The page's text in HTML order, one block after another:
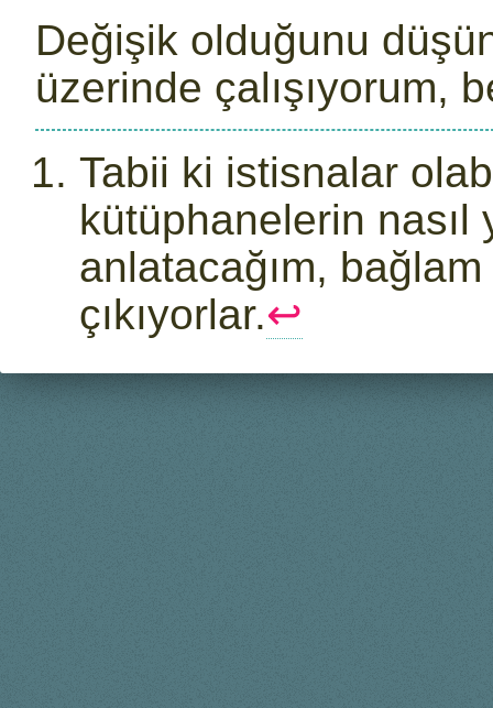
Değişik olduğunu
üzerinde çalışıyorum,
Tabii ki istisnalar
kütüphanelerin
anlatacağım, bağlam
çıkıyorlar.↩︎